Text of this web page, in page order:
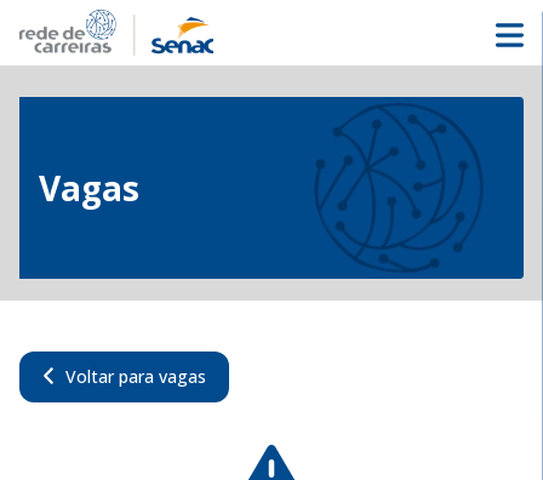
Vagas
Voltar para vagas